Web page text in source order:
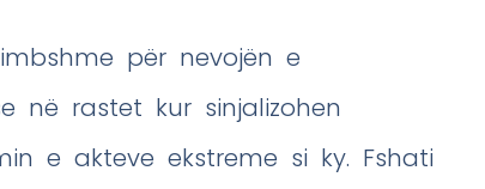
për nevojën e
në rastet kur sinjalizohen
e akteve ekstreme si ky. Fshati